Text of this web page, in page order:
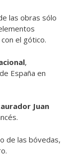
las obras sólo
el gótico.
,
España en
Juan
de las bóvedas,